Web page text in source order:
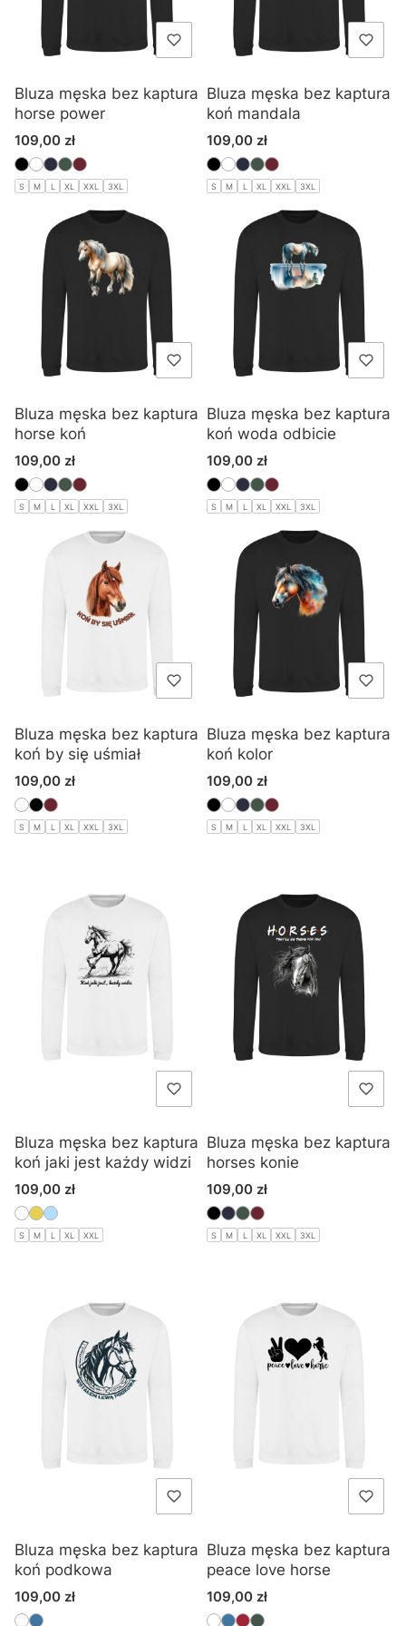
Bluza męska bez kaptura
horse power
Cena
109,00 zł
S M L XL XXL 3XL
Bluza męska bez kaptura
koń mandala
Cena
109,00 zł
S M L XL XXL 3XL
Bluza męska bez kaptura
horse koń
Cena
109,00 zł
S M L XL XXL 3XL
Bluza męska bez kaptura
koń woda odbicie
Cena
109,00 zł
S M L XL XXL 3XL
Bluza męska bez kaptura
koń by się uśmiał
Cena
109,00 zł
S M L XL XXL 3XL
Bluza męska bez kaptura
koń kolor
Cena
109,00 zł
S M L XL XXL 3XL
Bluza męska bez kaptura
koń jaki jest każdy widzi
Cena
109,00 zł
S M L XL XXL
Bluza męska bez kaptura
horses konie
Cena
109,00 zł
S M L XL XXL 3XL
Bluza męska bez kaptura
koń podkowa
Cena
109,00 zł
Bluza męska bez kaptura
peace love horse
Cena
109,00 zł